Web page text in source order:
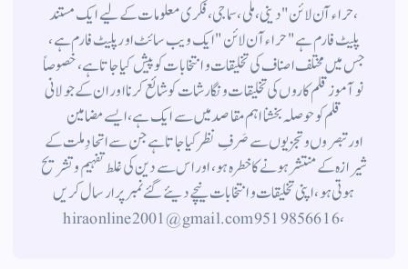
،حراء آن لائن" دینی ، ملی ، سماجی ، فکری معلومات کے لیے ایک مستند
پلیٹ فارم ہے " حراء آن لائن " ایک ویب سائٹ اور پلیٹ فارم ہے ،
جس میں مختلف اصناف کی تخلیقات و انتخابات کو پیش کیا جاتا ہے ، خصوصاً
نوآموز قلم کاروں کی تخلیقات و نگارشات کو شائع کرنا اور ان کے جولانی
قلم کوحوصلہ بخشنا اہم مقاصد میں سے ایک ہے ، ایسے مضامین
اورتبصروں وتجزیوں سے صَرفِ نظر کیا جاتاہے جن سے اتحادِ ملت کے
شیرازہ کے منتشر ہونے کاخطرہ ہو ، اور اس سے دین کی غلط تفہیم وتشریح
ہوتی ہو، اپنی تخلیقات و انتخابات نیچے دیئے گئے نمبر پر ارسال کریں
، 9519856616 hiraonline2001@gmail.com